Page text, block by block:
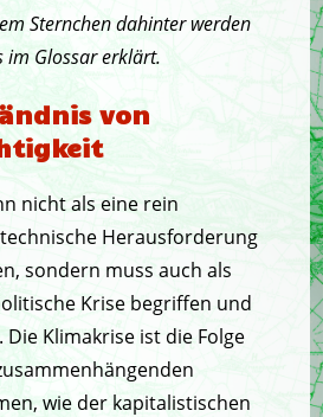
Sternchen dahinter werden
im Glossar erklärt.
von
nicht als eine rein
Herausforderung
sondern muss auch als
Krise begriffen und
Klimakrise ist die Folge
wie der kapitalistischen